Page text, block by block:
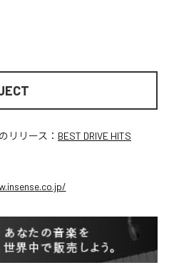
リリース： BEST DRIVE HITS